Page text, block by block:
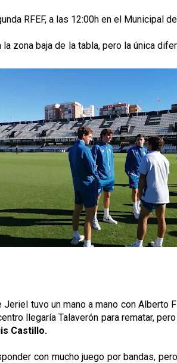
RFEF, a las 12:00h en el Municipal
zona baja de la tabla, pero la única
tuvo un mano a mano con
llegaría Talaverón para rematar,
Castillo.
con mucho juego por bandas,